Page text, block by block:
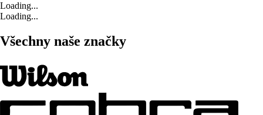
Loading...
Loading...
Všechny naše značky